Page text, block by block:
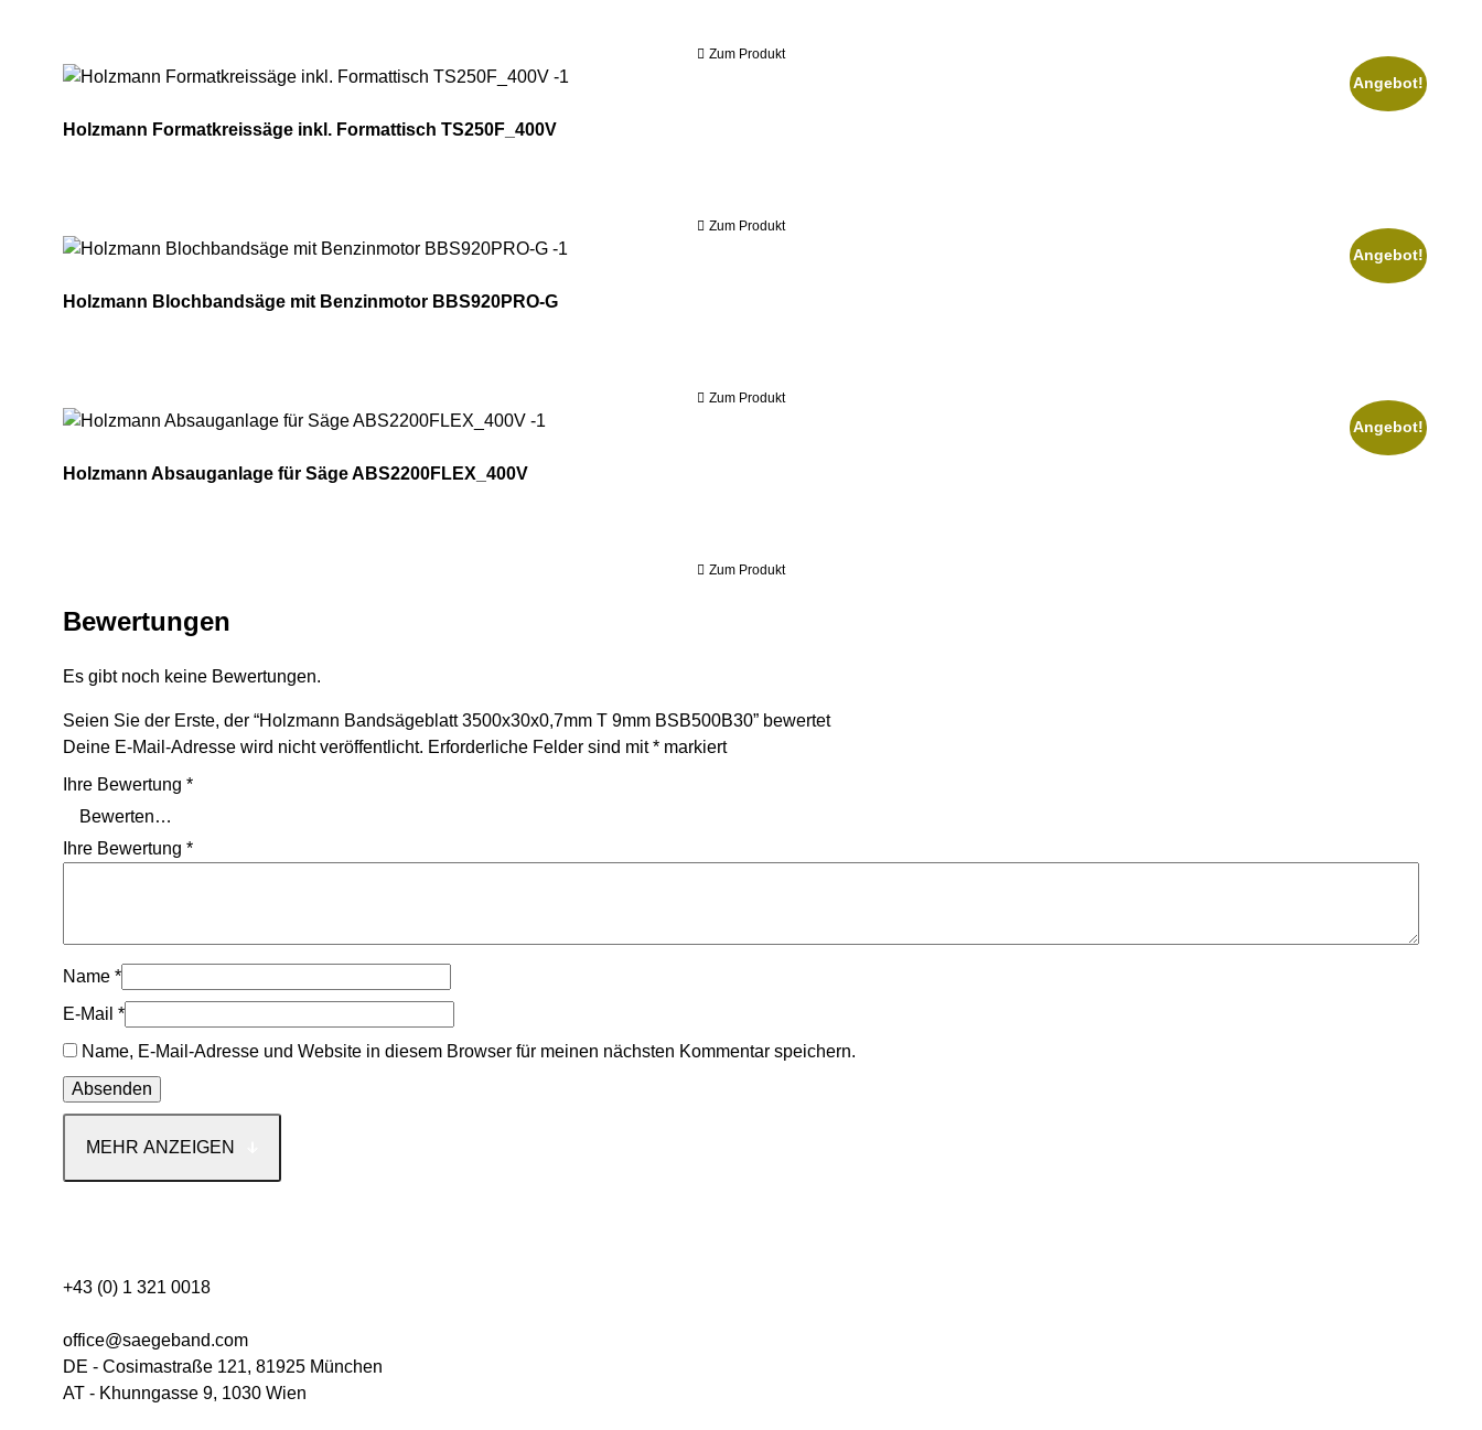
Zum Produkt
Angebot!
Holzmann Formatkreissäge inkl. Formattisch TS250F_400V
Holzmann Formatkreissäge inkl. Formattisch TS250F_400V
Zum Produkt
Angebot!
Holzmann Blochbandsäge mit Benzinmotor BBS920PRO-G
Holzmann Blochbandsäge mit Benzinmotor BBS920PRO-G
Zum Produkt
Angebot!
Holzmann Absauganlage für Säge ABS2200FLEX_400V
Holzmann Absauganlage für Säge ABS2200FLEX_400V
Zum Produkt
Bewertungen
Es gibt noch keine Bewertungen.
Seien Sie der Erste, der “Holzmann Bandsägeblatt 3500x30x0,7mm T 9mm BSB500B30” bewertet
Deine E-Mail-Adresse wird nicht veröffentlicht. Erforderliche Felder sind mit* markiert
Ihre Bewertung *
Ihre Bewertung *
Name *
E-Mail *
Name, E-Mail-Adresse und Website in diesem Browser für meinen nächsten Kommentar speichern.
MEHR ANZEIGEN
+43 (0) 1 321 0018
office@saegeband.com
DE - Cosimastraße 121, 81925 München
AT - Khunngasse 9, 1030 Wien